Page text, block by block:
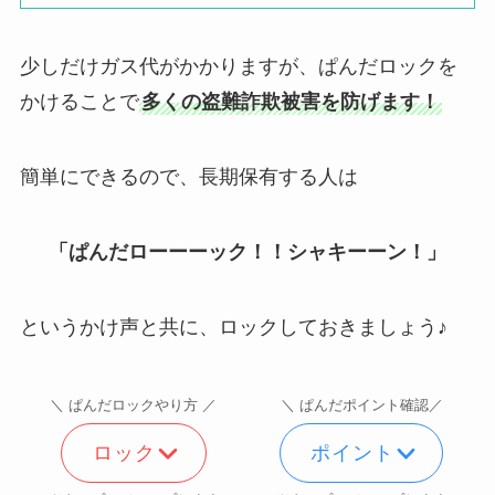
少しだけガス代がかかりますが、ぱんだロックを
かけることで多くの盗難詐欺被害を防げます！
簡単にできるので、長期保有する人は
「ぱんだローーーック！！シャキーーン！」
というかけ声と共に、ロックしておきましょう♪
＼ ぱんだロックやり方 ／
ロック
＼ ぱんだポイント確認／
ポイント